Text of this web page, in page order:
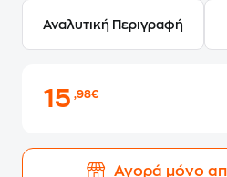
Αναλυτική Περιγραφή
15,98€
Αγορά μόνο